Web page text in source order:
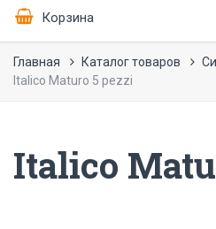
Корзина
Главная Каталог товаров
Italico Maturo 5 pezzi
Italico